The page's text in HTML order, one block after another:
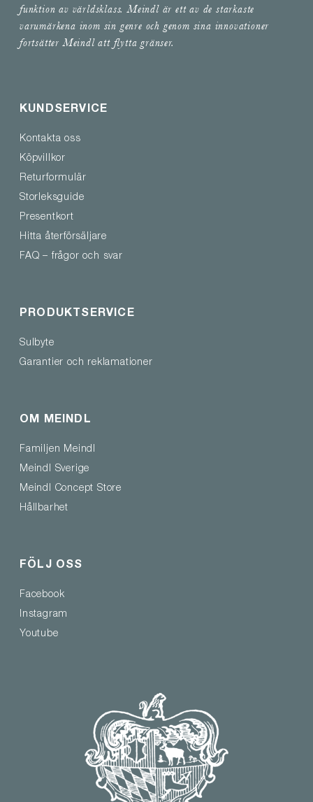
funktion av världsklass. Meindl är ett av de starkaste
varumärkena inom sin genre och genom sina innovationer
fortsätter Meindl att flytta gränser.
KUNDSERVICE
Kontakta oss
Köpvillkor
Returformulär
Storleksguide
Presentkort
Hitta återförsäljare
FAQ – frågor och svar
PRODUKTSERVICE
Sulbyte
Garantier och reklamationer
OM MEINDL
Familjen Meindl
Meindl Sverige
Meindl Concept Store
Hållbarhet
FÖLJ OSS
Facebook
Instagram
Youtube